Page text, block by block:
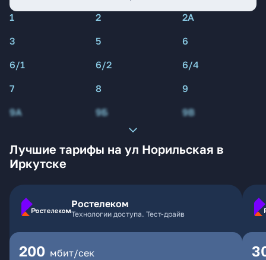
1 2
2А
3
5
6
6/1
6/2
6/4
7
8
9
9А
9Б 9В
Лучшие тарифы на ул Норильская в
Иркутске
Ростелеком
Технологии доступа. Тест-драйв
200 мбит/сек